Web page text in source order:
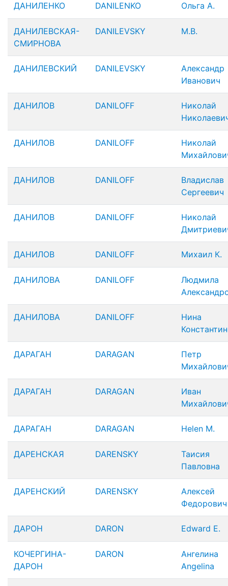
ДАНИЛЕНКО DANILENKO Ольга А.
ДАНИЛЕВСКАЯ-
СМИРНОВА
DANILEVSKY М.В.
ДАНИЛЕВСКИЙ DANILEVSKY
Александр
Иванович
ДАНИЛОВ DANILOFF
Николай
ДАНИЛОВ DANILOFF
Николай
ДАНИЛОВ DANILOFF
Владислав
Сергеевич
ДАНИЛОВ DANILOFF
Николай
ДАНИЛОВ DANILOFF Михаил К.
ДАНИЛОВА DANILOFF
Людмила
ДАНИЛОВА DANILOFF
Нина
ДАРАГАН DARAGAN
Петр
ДАРАГАН DARAGAN
Иван
ДАРАГАН DARAGAN Helen M.
ДАРЕНСКАЯ DARENSKY
Таисия
Павловна
ДАРЕНСКИЙ DARENSKY
Алексей
Федорович
ДАРОН DARON Edward E.
КОЧЕРГИНА-
ДАРОН
DARON
Ангелина
Angelina